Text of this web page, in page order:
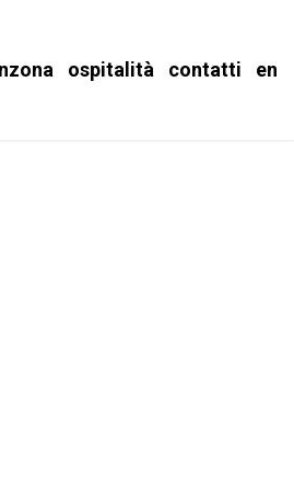
ospitalità contatti en